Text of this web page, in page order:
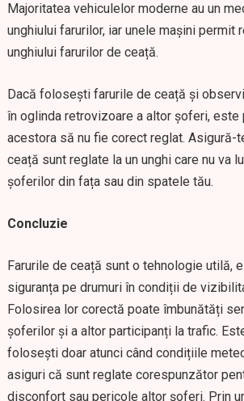
Majoritatea vehiculelor moderne au un
unghiului farurilor, iar unele mașini permit
unghiului farurilor de ceață.
Dacă folosești farurile de ceață și
în oglinda retrovizoare a altor șoferi, este
acestora să nu fie corect reglat. Asigură-
ceață sunt reglate la un unghi care nu va
șoferilor din fața sau din spatele tău.
Concluzie
Farurile de ceață sunt o tehnologie utilă,
siguranța pe drumuri în condiții de
Folosirea lor corectă poate îmbunătăți
șoferilor și a altor participanți la trafic.
folosești doar atunci când condițiile
asiguri că sunt reglate corespunzător
disconfort sau pericole altor șoferi. Prin